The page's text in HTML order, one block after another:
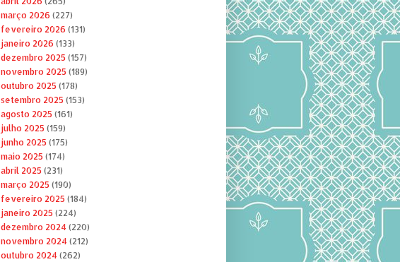
março 2026 (227)
fevereiro 2026 (131)
janeiro 2026 (133)
dezembro 2025 (157)
novembro 2025 (189)
outubro 2025 (178)
setembro 2025 (153)
agosto 2025 (161)
julho 2025 (159)
junho 2025 (175)
maio 2025 (174)
abril 2025 (231)
março 2025 (190)
fevereiro 2025 (184)
janeiro 2025 (224)
dezembro 2024 (220)
novembro 2024 (212)
outubro 2024 (262)